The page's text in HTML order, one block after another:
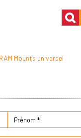
Mounts universel